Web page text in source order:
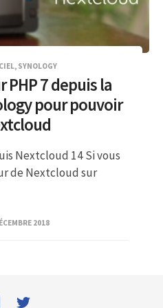
, SYNOLOGY
PHP 7 depuis la
pour pouvoir
Nextcloud 14 Si vous
de Nextcloud sur
2018